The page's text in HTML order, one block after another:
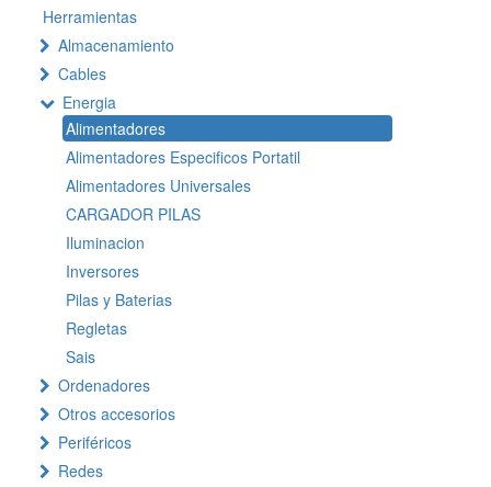
Herramientas
Almacenamiento
Cables
Energia
Alimentadores
Alimentadores Especificos Portatil
Alimentadores Universales
CARGADOR PILAS
Iluminacion
Inversores
Pilas y Baterias
Regletas
Sais
Ordenadores
Otros accesorios
Periféricos
Redes